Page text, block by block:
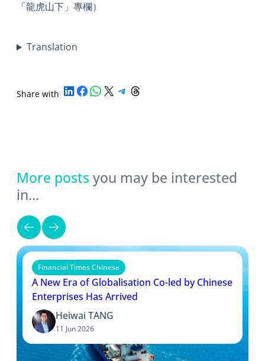
「龍虎山下」專欄）
Translation
Share with/Share on LinkedIn Share on Facebook Share on WhatsApp Share on X Share on Telegram Share on Threads
More posts you may be interested
in…
Financial Times Chinese
A New Era of Globalisation Co-led by Chinese
Enterprises Has Arrived
Heiwai TANG
11 Jun 2026